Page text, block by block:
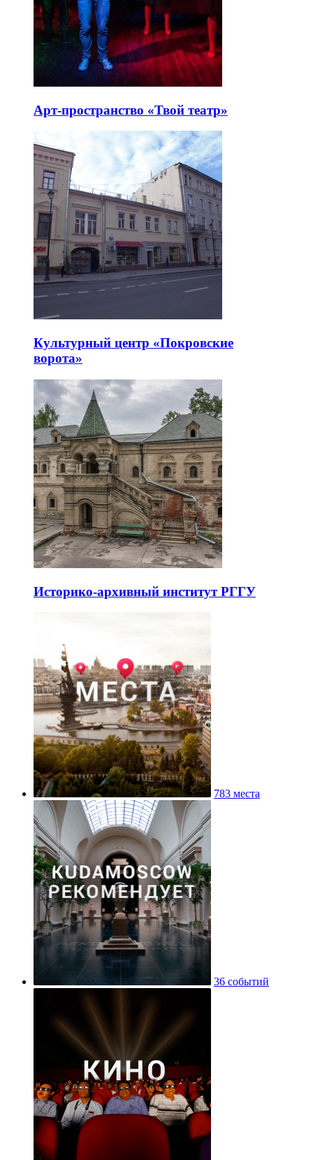
Арт-пространство «Твой театр»
Культурный центр «Покровские
ворота»
Историко-архивный институт РГГУ
783 места
36 событий